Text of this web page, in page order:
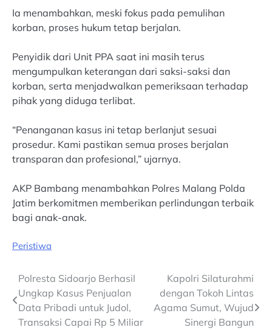
Ia menambahkan, meski fokus pada pemulihan
korban, proses hukum tetap berjalan.
Penyidik dari Unit PPA saat ini masih terus
mengumpulkan keterangan dari saksi-saksi dan
korban, serta menjadwalkan pemeriksaan terhadap
pihak yang diduga terlibat.
“Penanganan kasus ini tetap berlanjut sesuai
prosedur. Kami pastikan semua proses berjalan
transparan dan profesional,” ujarnya.
AKP Bambang menambahkan Polres Malang Polda
Jatim berkomitmen memberikan perlindungan terbaik
bagi anak-anak.
Peristiwa
Post
navigation
Polresta Sidoarjo Berhasil
Ungkap Kasus Penjualan
Data Pribadi untuk Judol,
Transaksi Capai Rp 5 Miliar
Kapolri Silaturahmi
dengan Tokoh Lintas
Agama Sumut, Wujud
Sinergi Bangun